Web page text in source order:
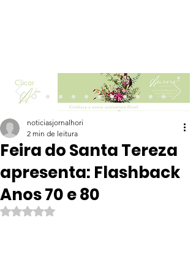
Clicar
Feira do Santa Tereza
apresenta: Flashback
Anos 70 e 80
noticiasjornalhori
2 min de leitura
Avaliado com NaN de 5 estrelas.